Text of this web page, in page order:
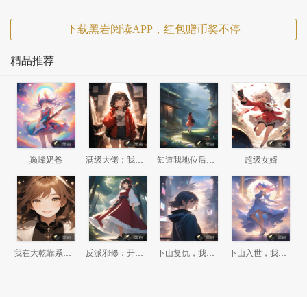
下载黑岩阅读APP，红包赠币奖不停
精品推荐
巅峰奶爸 满级大佬：我竟然回了新手村 知道我地位后，前妻悔哭了 超级女婿
我在大乾靠系统偷偷无敌 反派邪修：开局我是瘸腿老头 下山复仇，我是世间最后的龙王 下山入世，我的手段能通神